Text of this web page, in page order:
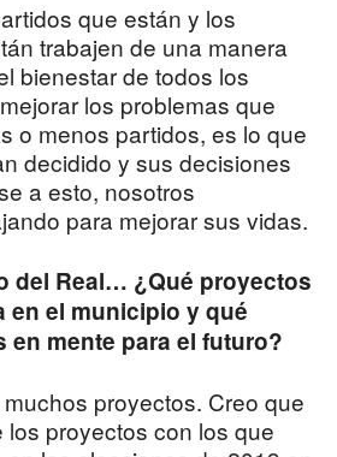
que están y los
trabajen de una manera
bienestar de todos los
los problemas que
o menos partidos, es lo que
decidido y sus decisiones
a esto, nosotros
para mejorar sus vidas.
del Real… ¿Qué proyectos
en el municipio y qué
en mente para el futuro?
proyectos. Creo que
los proyectos con los que